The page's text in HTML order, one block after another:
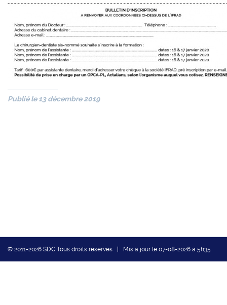
Publié le 13 décembre 2019
© 2011-2026 SDC Tous droits réservés | Mis à jour le 07-08-2026 à 5h35